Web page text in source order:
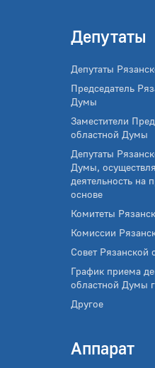
Депутаты
Депутаты
Председатель
Думы
Заместители
областной Думы
Депутаты
Думы,
деятельность на
основе
Комитеты
Комиссии
Совет Рязанской
График приема
областной Думы
Другое
Аппарат